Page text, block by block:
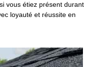
vous étiez présent durant
loyauté et réussite en